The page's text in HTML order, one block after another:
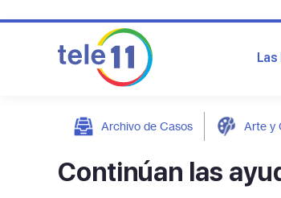
Las
Archivo de Casos Arte y
Continúan las